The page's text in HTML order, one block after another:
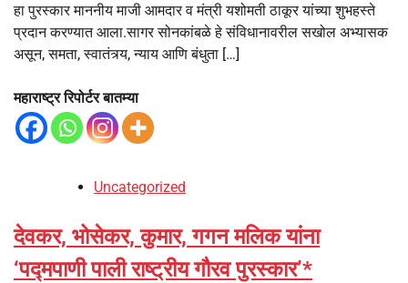
हा पुरस्कार माननीय माजी आमदार व मंत्री यशोमती ठाकूर यांच्या शुभहस्ते
प्रदान करण्यात आला.सागर सोनकांबळे हे संविधानावरील सखोल अभ्यासक
असून, समता, स्वातंत्र्य, न्याय आणि बंधुता […]
महाराष्ट्र रिपोर्टर बातम्या
Uncategorized
देवकर, भोसेकर, कुमार, गगन मलिक यांना
‘पद्मपाणी पाली राष्ट्रीय गौरव पुरस्कार’*